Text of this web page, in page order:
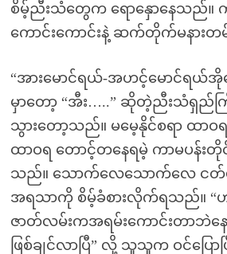
စိမ့်ညီးသံတွေက ရောနှောနေသည်။
ကောင်းကောင်းနဲ့ ဆက်တိုက်မနားတ
“အားမောင်ရယ်-အဟင့်မောင်ရယ်အို
မှာတော့ “အီး…..” ဆိုတဲ့ညီးသံရှည်က
သွားတော့သည်။ မမေ့နိုင်စရာ ထာ
ထာဝရ တောင့်တနေရမဲ့ ကာမပန်း
သည်။ သောက်လေသောက်လေ ငတ်
အရသာကို စိမ့်ခံစားလိုက်ရသည်။ “
ဇာတ်လမ်းကအရမ်းကောင်းတာဘဲနေ
ဖြစ်ချင်လာပြီ” လို့ သူသူက ဝင်ပြောပ